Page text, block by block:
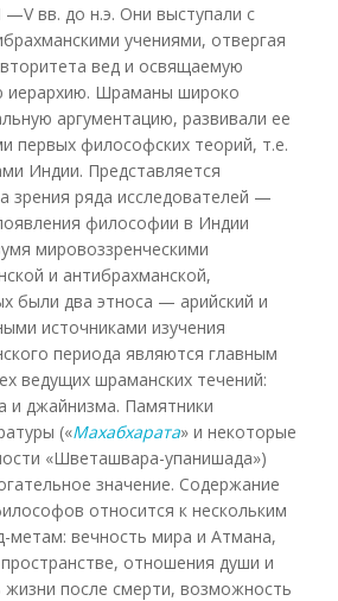
вв. до н.э. Они выступали с
учениями, отвергая
вед и освящаемую
иерархию. Шраманы широко
аргументацию, развивали ее
первых философских теорий, т.е.
Индии. Представляется
зрения ряда исследователей —
философии в Индии
мировоззренческими
и антибрахманской,
были два этноса — арийский и
источниками изучения
периода являются главным
ведущих шраманских течений:
и джайнизма. Памятники
(«Махабхарата» и некоторые
«Шветашвара-упанишада»)
значение. Содержание
относится к нескольким
метам: вечность мира и Атмана,
отношения души и
после смерти, возможность